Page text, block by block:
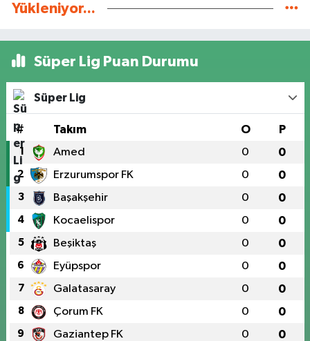
Yükleniyor...
Süper Lig Puan Durumu
Süper Lig
# Takım O P
1 Amed 0 0
2 Erzurumspor FK 0 0
3 Başakşehir 0 0
4 Kocaelispor 0 0
5 Beşiktaş 0 0
6 Eyüpspor 0 0
7 Galatasaray 0 0
8 Çorum FK 0 0
9 Gaziantep FK 0 0